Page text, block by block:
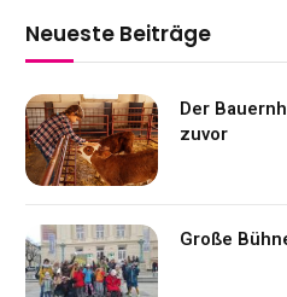
Neueste Beiträge
Der
zuvor
Große